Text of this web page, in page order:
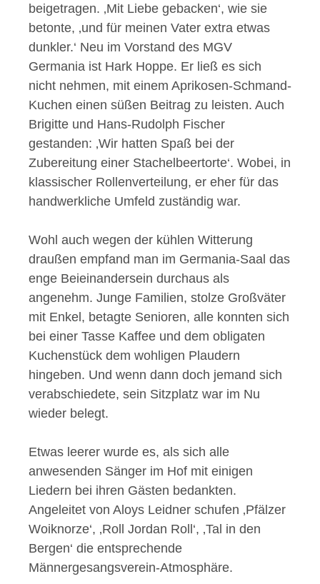
beigetragen. ‚Mit Liebe gebacken‘, wie sie
betonte, ‚und für meinen Vater extra etwas
dunkler.‘ Neu im Vorstand des MGV
Germania ist Hark Hoppe. Er ließ es sich
nicht nehmen, mit einem Aprikosen-Schmand-
Kuchen einen süßen Beitrag zu leisten. Auch
Brigitte und Hans-Rudolph Fischer
gestanden: ‚Wir hatten Spaß bei der
Zubereitung einer Stachelbeertorte‘. Wobei, in
klassischer Rollenverteilung, er eher für das
handwerkliche Umfeld zuständig war.
Wohl auch wegen der kühlen Witterung
draußen empfand man im Germania-Saal das
enge Beieinandersein durchaus als
angenehm. Junge Familien, stolze Großväter
mit Enkel, betagte Senioren, alle konnten sich
bei einer Tasse Kaffee und dem obligaten
Kuchenstück dem wohligen Plaudern
hingeben. Und wenn dann doch jemand sich
verabschiedete, sein Sitzplatz war im Nu
wieder belegt.
Etwas leerer wurde es, als sich alle
anwesenden Sänger im Hof mit einigen
Liedern bei ihren Gästen bedankten.
Angeleitet von Aloys Leidner schufen ‚Pfälzer
Woiknorze‘, ‚Roll Jordan Roll‘, ‚Tal in den
Bergen‘ die entsprechende
Männergesangsverein-Atmosphäre.